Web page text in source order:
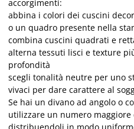
accorgimenti:
abbina i colori dei cuscini
o un quadro presente nella
combina cuscini quadrati e
alterna tessuti lisci e texture
profondità
scegli tonalità neutre per uno
vivaci per dare carattere al
Se hai un divano ad angolo o
utilizzare un numero